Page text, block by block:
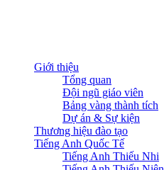
Giới thiệu
Tổng quan
Đội ngũ giáo viên
Bảng vàng thành tích
Dự án & Sự kiện
Thương hiệu đào tạo
Tiếng Anh Quốc Tế
Tiếng Anh Thiếu Nhi